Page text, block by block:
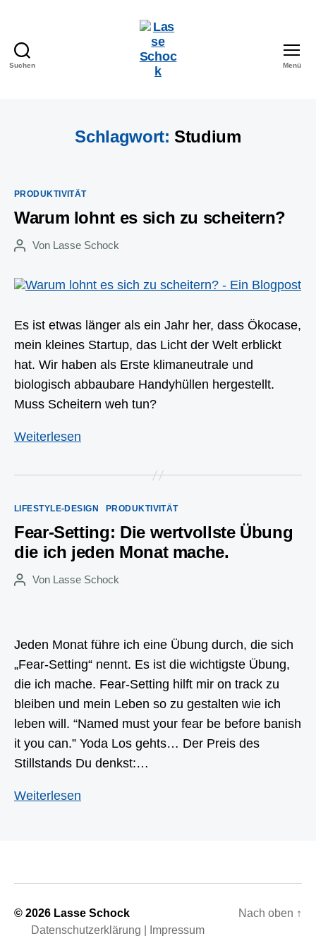
Suchen Menü
Schlagwort: Studium
Kategorien
PRODUKTIVITÄT
Warum lohnt es sich zu scheitern?
Beitragsautor
Von Lasse Schock
Es ist etwas länger als ein Jahr her, dass Ökocase,
mein kleines Startup, das Licht der Welt erblickt
hat. Wir haben als Erste klimaneutrale und
biologisch abbaubare Handyhüllen hergestellt.
Muss Scheitern weh tun?
Weiterlesen
es
zu
scheitern?
Kategorien
LIFESTYLE-DESIGN PRODUKTIVITÄT
Fear-Setting: Die wertvollste Übung
die ich jeden Monat mache.
Beitragsautor
Von Lasse Schock
Jeden Monat führe ich eine Übung durch, die sich
„Fear-Setting“ nennt. Es ist die wichtigste Übung,
die ich mache. Fear-Setting hilft mir on track zu
bleiben und mein Leben so zu gestalten wie ich
leben will. “Named must your fear be before banish
it you can.” Yoda Los gehts… Der Preis des
Stillstands Du denkst:…
Weiterlesen
ich
jeden
© 2026 Lasse Schock
Datenschutzerklärung
Impressum
Nach oben ↑